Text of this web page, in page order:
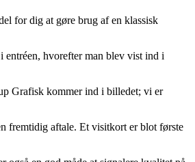
for dig at gøre brug af en klassisk
entréen, hvorefter man blev vist ind i
Grafisk kommer ind i billedet; vi er
fremtidig aftale. Et visitkort er blot første